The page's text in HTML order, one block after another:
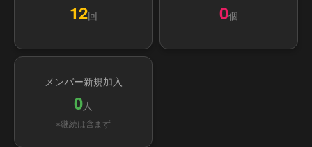
12回 0個
メンバー新規加入
0人
※継続は含まず